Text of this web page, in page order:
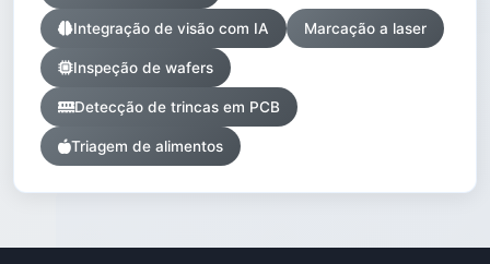
Integração de visão com IA Marcação a laser
Inspeção de wafers
Detecção de trincas em PCB
Triagem de alimentos